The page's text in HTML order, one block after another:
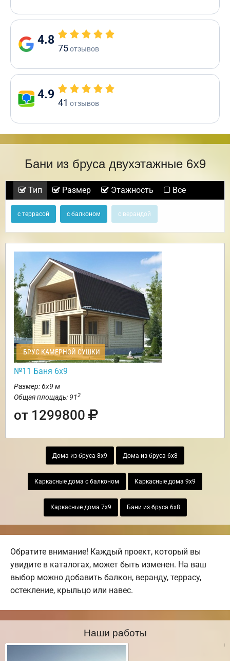
4.8
75отзывов
4.9
41 отзывов
Бани из бруса двухэтажные 6х9
Тип Размер Этажность Все
с террасой с балконом с верандой
БРУС КАМЕРНОЙ СУШКИ
№11 Баня 6х9
Размер: 6х9 м
Общая площадь: 912
от 1299800
Дома из бруса 8х9 Дома из бруса 6х8
Каркасные дома с балконом Каркасные дома 9х9
Каркасные дома 7х9 Бани из бруса 6х8
Обратите внимание! Каждый проект, который вы
увидите в каталогах, может быть изменен. На ваш
выбор можно добавить балкон, веранду, террасу,
остекление, крыльцо или навес.
Наши работы